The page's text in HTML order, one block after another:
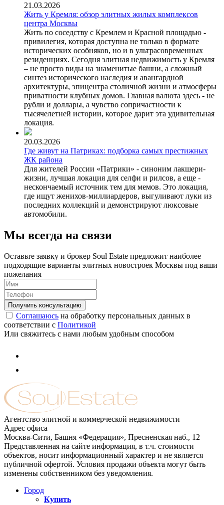
21.03.2026
Жить у Кремля: обзор элитных жилых комплексов
центра Москвы
Жить по соседству с Кремлем и Красной площадью -
привилегия, которая доступна не только в формате
исторических особняков, но и в ультрасовременных
резиденциях. Сегодня элитная недвижимость у Кремля
– не просто виды на знаменитые башни, а сложный
синтез исторического наследия и авангардной
архитектуры, эпицентра столичной жизни и атмосферы
приватности клубных домов. Главная валюта здесь - не
рубли и доллары, а чувство сопричастности к
тысячелетней истории, которое дарит эта удивительная
локация.
20.03.2026
Где живут на Патриках: подборка самых престижных
ЖК района
Для жителей России «Патрики» - синоним лакшери-
жизни, лучшая локация для селфи и рилсов, а еще -
нескончаемый источник тем для мемов. Это локация,
где ищут женихов-миллиардеров, выгуливают луки из
последних коллекций и демонстрируют люксовые
автомобили.
Мы всегда на связи
Оставьте заявку и брокер Soul Estate предложит наиболее
подходящие варианты элитных новостроек Москвы под ваши
пожелания
Соглашаюсь на обработку персональных данных в
соответствии с Политикой
Или свяжитесь с нами любым удобным способом
Агентство элитной и коммерческой недвижимости
Адрес офиса
Москва-Сити, Башня «Федерация», Пресненская наб., 12
Представленная на сайте информация, в т.ч. стоимости
объектов, носит информационный характер и не является
публичной офертой. Условия продажи объекта могут быть
изменены собственником без уведомления.
Город
Купить